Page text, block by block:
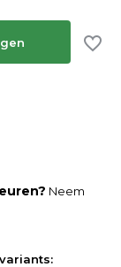
Neem